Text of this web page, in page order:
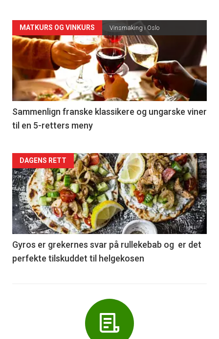
Forsiden
akkurat
nå
-
5
MATKURS OG VINKURS Vinsmaking i Oslo
Sammenlign franske klassikere og ungarske viner
til en 5-retters meny
Forsiden
akkurat
nå
-
6
DAGENS RETT
Gyros er grekernes svar på rullekebab og er det
perfekte tilskuddet til helgekosen